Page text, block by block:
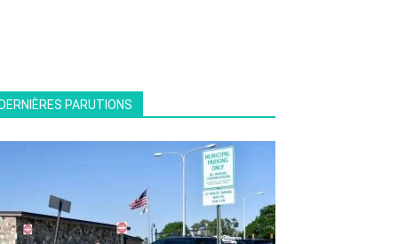
PARUTIONS